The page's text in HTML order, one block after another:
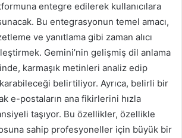
entegre edilerek kullanıcılara
Bu entegrasyonun temel amacı,
ve yanıtlama gibi zaman alıcı
Gemini’nin gelişmiş dil anlama
karmaşık metinleri analiz edip
belirtiliyor. Ayrıca, belirli bir
e-postaların ana fikirlerini hızla
taşıyor. Bu özellikler, özellikle
sahip profesyoneller için büyük bir